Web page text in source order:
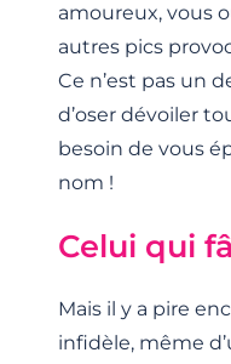
amoureux, vous
autres pics
Ce n’est pas un
d’oser dévoiler
besoin de vous
nom !
Celui qui
Mais il y a pire
infidèle, même